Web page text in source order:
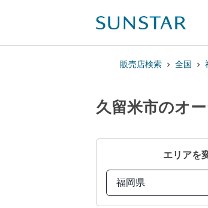
販売店検索 全国
久留米市のオ
エリアを
福岡県